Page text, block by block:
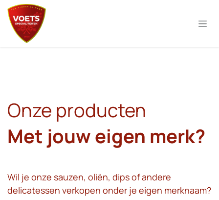
Overslaan naar inhoud
Onze producten
Met jouw eigen merk?​
Wil je onze sauzen, oliën, dips of andere
delicatessen verkopen onder je eigen merknaam?